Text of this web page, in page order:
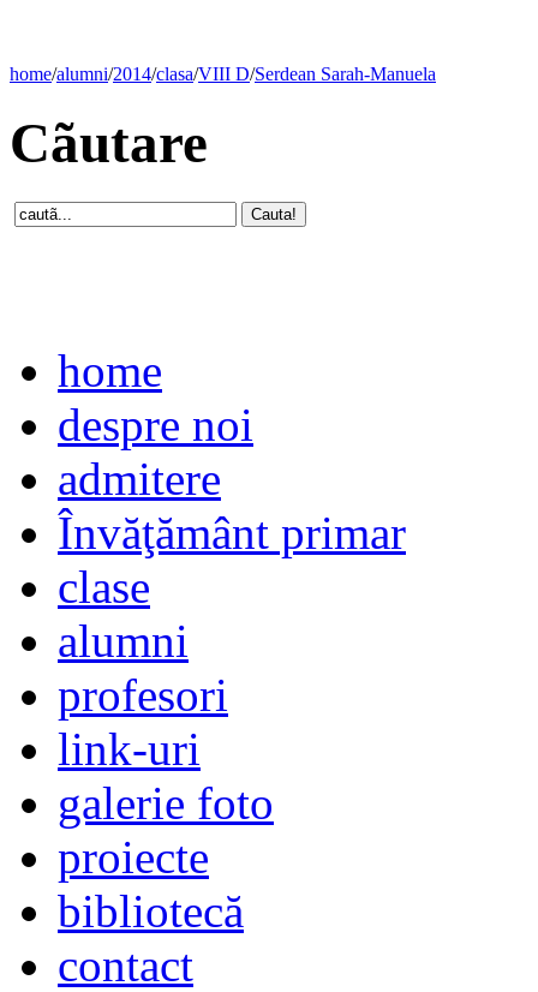
home/alumni/2014/clasa/VIII D/Serdean Sarah-Manuela
Cãutare
home
despre noi
admitere
Învăţământ primar
clase
alumni
profesori
link-uri
galerie foto
proiecte
bibliotecă
contact